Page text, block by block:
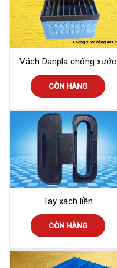
Vách Danpla chống xước
CÒN HÀNG
Tay xách liền
CÒN HÀNG